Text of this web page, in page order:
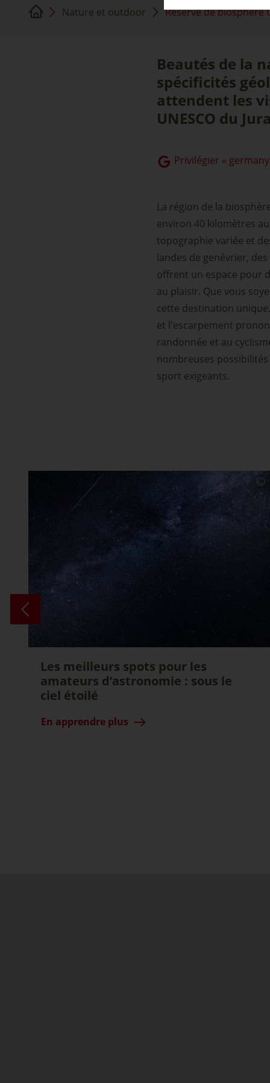
Nature et outdoor Réserve de biosphère
Beautés de la
spécificités
attendent les
UNESCO du
Privilégier «
La région de la
environ 40 kilomètres
topographie variée et
landes de genévrier,
offrent un espace pour
au plaisir. Que vous
cette destination
et l'escarpement
randonnée et au
nombreuses
sport exigeants.
Les meilleurs spots pour les
amateurs d’astronomie : sous le
ciel étoilé
En apprendre plus